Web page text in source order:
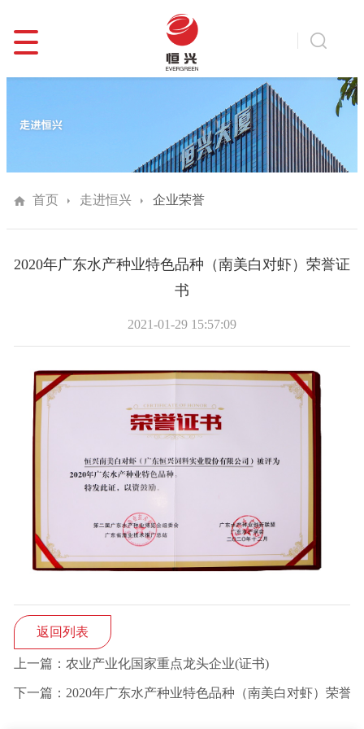
首页 走进恒兴 企业荣誉
2020年广东水产种业特色品种（南美白对虾）荣誉证
书
2021-01-29 15:57:09
返回列表
上一篇：农业产业化国家重点龙头企业(证书)
下一篇：2020年广东水产种业特色品种（南美白对虾）荣誉